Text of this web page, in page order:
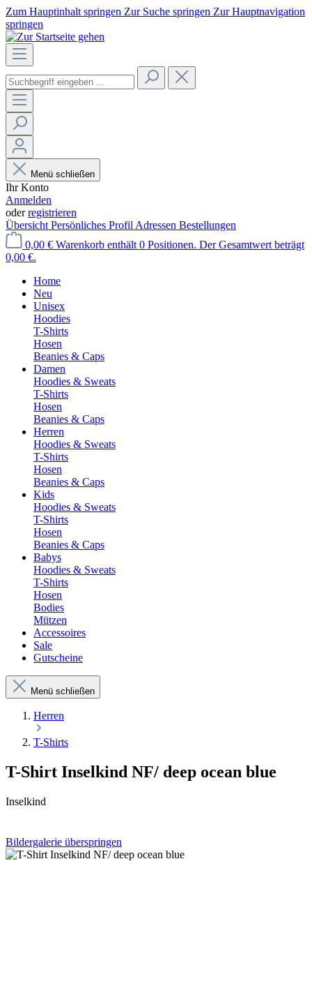
Zum Hauptinhalt springen Zur Suche springen Zur Hauptnavigation
springen
Menü schließen
Ihr Konto
Anmelden
oderregistrieren
Übersicht Persönliches Profil Adressen Bestellungen
0,00 € Warenkorb enthält 0 Positionen. Der Gesamtwert beträgt
0,00 €.
Home
Neu
Unisex
Hoodies
T-Shirts
Hosen
Beanies & Caps
Damen
Hoodies & Sweats
T-Shirts
Hosen
Beanies & Caps
Herren
Hoodies & Sweats
T-Shirts
Hosen
Beanies & Caps
Kids
Hoodies & Sweats
T-Shirts
Hosen
Beanies & Caps
Babys
Hoodies & Sweats
T-Shirts
Hosen
Bodies
Mützen
Accessoires
Sale
Gutscheine
Menü schließen
Herren
T-Shirts
T-Shirt Inselkind NF/ deep ocean blue
Inselkind
Bildergalerie überspringen